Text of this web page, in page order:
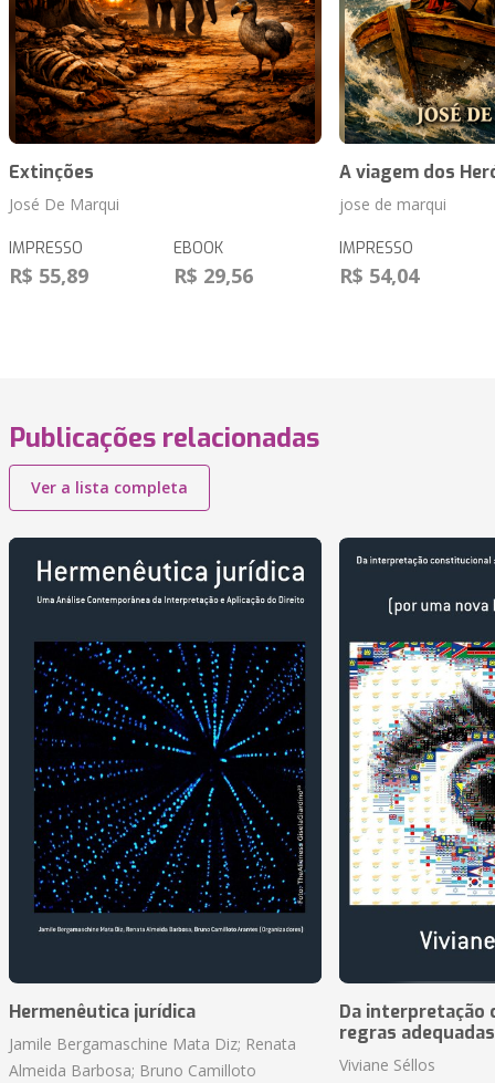
Extinções
José De Marqui
IMPRESSO
R$ 55,89
EBOOK
R$ 29,56
A viagem dos
jose de marqui
IMPRESSO
R$ 54,04
Publicações relacionadas
Ver a lista completa
Hermenêutica jurídica
Jamile Bergamaschine Mata Diz; Renata
Almeida Barbosa; Bruno Camilloto
Da interpretação
regras
Viviane Séllos